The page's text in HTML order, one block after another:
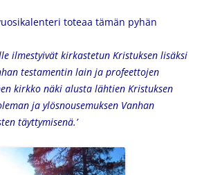
toteaa tämän pyhän
ilmestyivät kirkastetun Kristuksen lisäksi
testamentin lain ja profeettojen
kirkko näki alusta lähtien Kristuksen
ja ylösnousemuksen Vanhan
täyttymisenä.’